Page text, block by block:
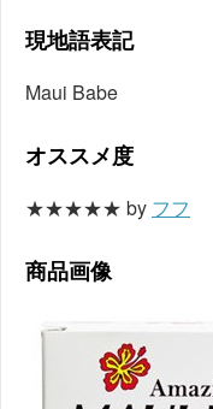
現地語表記
Maui Babe
オススメ度
★★★★★ by フフ
商品画像